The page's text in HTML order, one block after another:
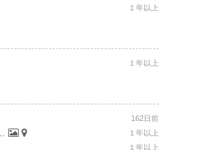
１年以上
１年以上
162日前
１年以上
１年以上